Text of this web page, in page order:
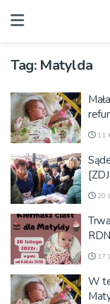
Tag: Matylda
11
20
17
W